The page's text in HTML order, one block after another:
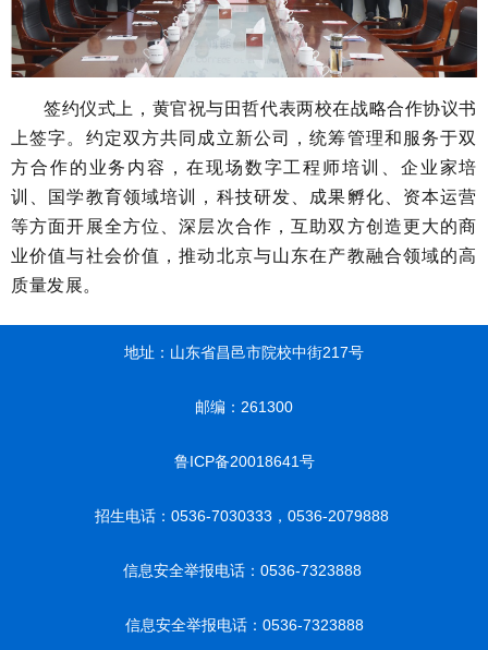
签约仪式上，黄官祝与田哲代表两校在战略合作协议书
上签字。约定双方共同成立新公司，统筹管理和服务于双
方合作的业务内容，在现场数字工程师培训、企业家培
训、国学教育领域培训，科技研发、成果孵化、资本运营
等方面开展全方位、深层次合作，互助双方创造更大的商
业价值与社会价值，推动北京与山东在产教融合领域的高
质量发展。
地址：山东省昌邑市院校中街217号
邮编：261300
鲁ICP备20018641号
招生电话：0536-7030333，0536-2079888
信息安全举报电话：0536-7323888
信息安全举报电话：0536-7323888